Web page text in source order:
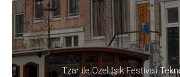
Tzar ile Özel Işık Festivali